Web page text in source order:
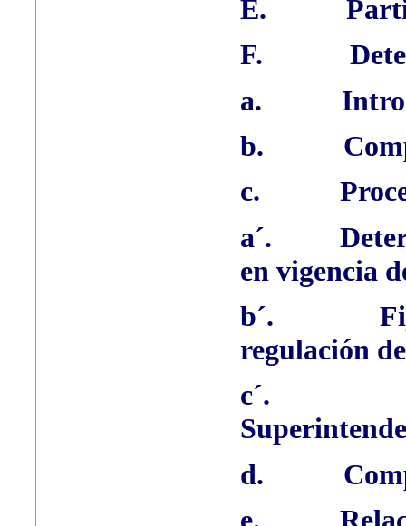
E.
F.
a.
b.
c.
a´.
en vigencia
b´.
regulación
c´.
d.